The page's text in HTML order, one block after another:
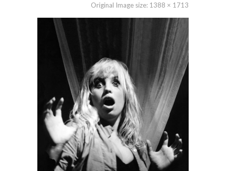
Original Image size: 1388 × 1713